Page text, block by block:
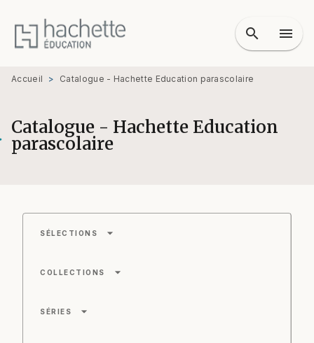
MENU RECHERCHE
PIED DE PAGE
search menu
Accueil > Catalogue - Hachette Education parascolaire
Catalogue - Hachette Education
parascolaire
SÉLECTIONS arrow_drop_down
COLLECTIONS arrow_drop_down
SÉRIES arrow_drop_down